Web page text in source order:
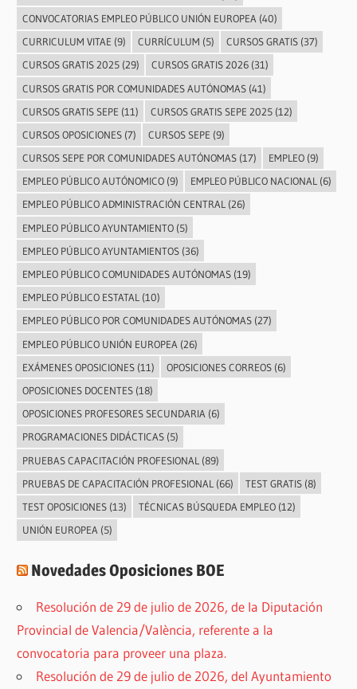
CONVOCATORIAS EMPLEO PÚBLICO UNIÓN EUROPEA (40)
CURRICULUM VITAE (9) CURRÍCULUM (5) CURSOS GRATIS(37)
CURSOS GRATIS 2025(29) CURSOS GRATIS 2026(31)
CURSOS GRATIS POR COMUNIDADES AUTÓNOMAS(41)
CURSOS GRATIS SEPE (11) CURSOS GRATIS SEPE 2025(12)
CURSOS OPOSICIONES(7) CURSOS SEPE (9)
CURSOS SEPE POR COMUNIDADES AUTÓNOMAS(17) EMPLEO(9)
EMPLEO PÚBLICO AUTÓNOMICO(9) EMPLEO PÚBLICO NACIONAL(6)
EMPLEO PÚBLICO ADMINISTRACIÓN CENTRAL(26)
EMPLEO PÚBLICO AYUNTAMIENTO(5)
EMPLEO PÚBLICO AYUNTAMIENTOS(36)
EMPLEO PÚBLICO COMUNIDADES AUTÓNOMAS(19)
EMPLEO PÚBLICO ESTATAL(10)
EMPLEO PÚBLICO POR COMUNIDADES AUTÓNOMAS(27)
EMPLEO PÚBLICO UNIÓN EUROPEA (26)
EXÁMENES OPOSICIONES(11) OPOSICIONES CORREOS(6)
OPOSICIONES DOCENTES(18)
OPOSICIONES PROFESORES SECUNDARIA (6)
PROGRAMACIONES DIDÁCTICAS(5)
PRUEBAS CAPACITACIÓN PROFESIONAL (89)
PRUEBAS DE CAPACITACIÓN PROFESIONAL (66) TEST GRATIS(8)
TEST OPOSICIONES(13) TÉCNICAS BÚSQUEDA EMPLEO(12)
UNIÓN EUROPEA (5)
Novedades Oposiciones BOE
Resolución de 29 de julio de 2026, de la Diputación
Provincial de Valencia/València, referente a la
convocatoria para proveer una plaza.
Resolución de 29 de julio de 2026, del Ayuntamiento